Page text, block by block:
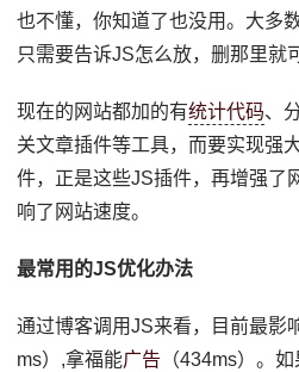
也不懂，你知道了也没用。大多
只需要告诉JS怎么放，删那里就
现在的网站都加的有统计代码、
关文章插件等工具，而要实现强
件，正是这些JS插件，再增强了
响了网站速度。
最常用的JS优化办法
通过博客调用JS来看，目前最影
ms）,拿福能广告 （434ms）。